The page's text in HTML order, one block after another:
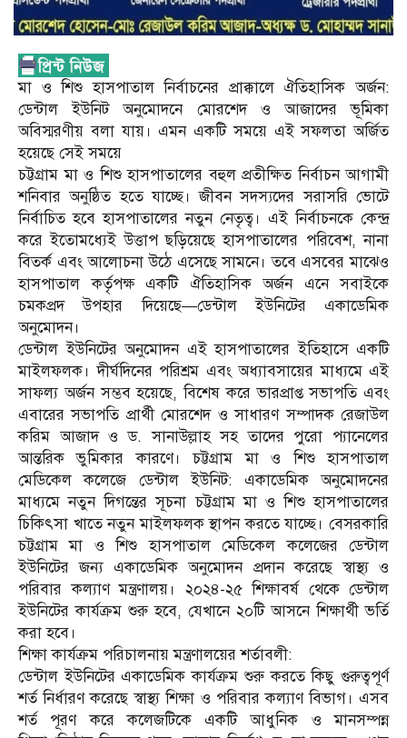
মা ও শিশু হাসপাতাল নির্বাচনের প্রাক্কালে ঐতিহাসিক অর্জন:
ডেন্টাল ইউনিট অনুমোদনে মোরশেদ ও আজাদের ভূমিকা
অবিস্মরণীয় বলা যায়। এমন একটি সময়ে এই সফলতা অর্জিত
হয়েছে সেই সময়ে
চট্টগ্রাম মা ও শিশু হাসপাতালের বহুল প্রতীক্ষিত নির্বাচন আগামী
শনিবার অনুষ্ঠিত হতে যাচ্ছে। জীবন সদস্যদের সরাসরি ভোটে
নির্বাচিত হবে হাসপাতালের নতুন নেতৃত্ব। এই নির্বাচনকে কেন্দ্র
করে ইতোমধ্যেই উত্তাপ ছড়িয়েছে হাসপাতালের পরিবেশ, নানা
বিতর্ক এবং আলোচনা উঠে এসেছে সামনে। তবে এসবের মাঝেও
হাসপাতাল কর্তৃপক্ষ একটি ঐতিহাসিক অর্জন এনে সবাইকে
চমকপ্রদ উপহার দিয়েছে—ডেন্টাল ইউনিটের একাডেমিক
অনুমোদন।
ডেন্টাল ইউনিটের অনুমোদন এই হাসপাতালের ইতিহাসে একটি
মাইলফলক। দীর্ঘদিনের পরিশ্রম এবং অধ্যাবসায়ের মাধ্যমে এই
সাফল্য অর্জন সম্ভব হয়েছে, বিশেষ করে ভারপ্রাপ্ত সভাপতি এবং
এবারের সভাপতি প্রার্থী মোরশেদ ও সাধারণ সম্পাদক রেজাউল
করিম আজাদ ও ড. সানাউল্লাহ সহ তাদের পুরো প্যানেলের
আন্তরিক ভুমিকার কারণে। চট্টগ্রাম মা ও শিশু হাসপাতাল
মেডিকেল কলেজে ডেন্টাল ইউনিট: একাডেমিক অনুমোদনের
মাধ্যমে নতুন দিগন্তের সূচনা চট্টগ্রাম মা ও শিশু হাসপাতালের
চিকিৎসা খাতে নতুন মাইলফলক স্থাপন করতে যাচ্ছে। বেসরকারি
চট্টগ্রাম মা ও শিশু হাসপাতাল মেডিকেল কলেজের ডেন্টাল
ইউনিটের জন্য একাডেমিক অনুমোদন প্রদান করেছে স্বাস্থ্য ও
পরিবার কল্যাণ মন্ত্রণালয়। ২০২৪-২৫ শিক্ষাবর্ষ থেকে ডেন্টাল
ইউনিটের কার্যক্রম শুরু হবে, যেখানে ২০টি আসনে শিক্ষার্থী ভর্তি
করা হবে।
শিক্ষা কার্যক্রম পরিচালনায় মন্ত্রণালয়ের শর্তাবলী:
ডেন্টাল ইউনিটের একাডেমিক কার্যক্রম শুরু করতে কিছু গুরুত্বপূর্ণ
শর্ত নির্ধারণ করেছে স্বাস্থ্য শিক্ষা ও পরিবার কল্যাণ বিভাগ। এসব
শর্ত পূরণ করে কলেজটিকে একটি আধুনিক ও মানসম্পন্ন